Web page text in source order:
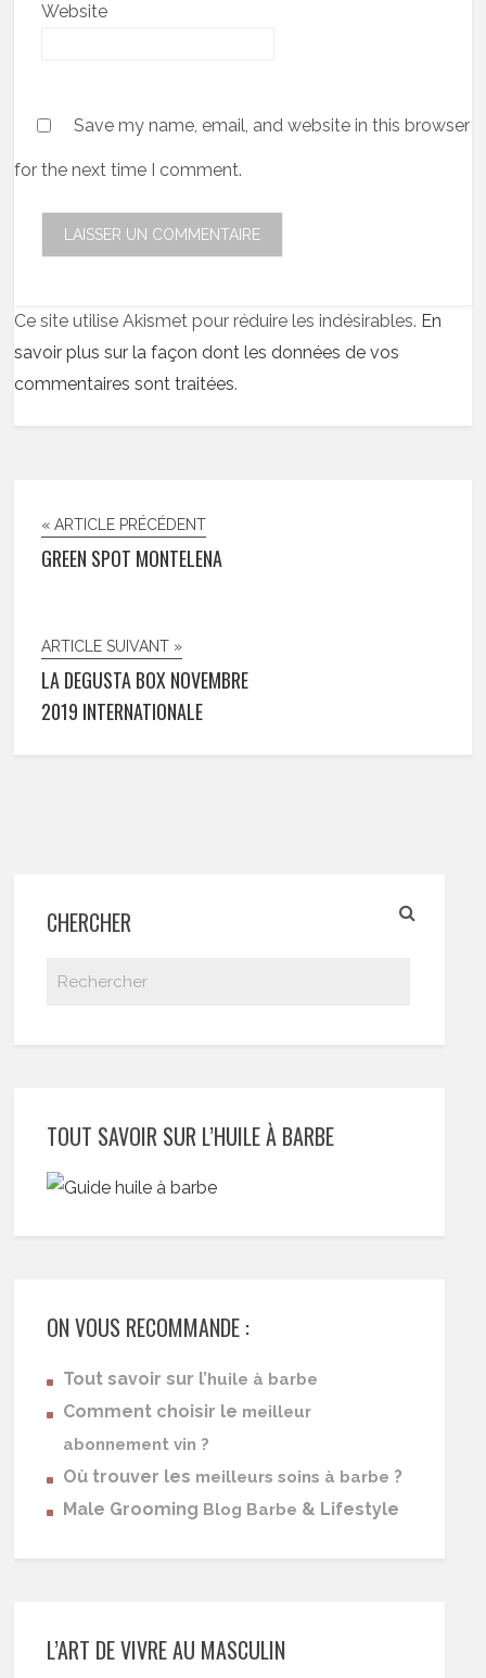
Website
Save my name, email, and website in this browser
for the next time I comment.
Ce site utilise Akismet pour réduire les indésirables. En
savoir plus sur la façon dont les données de vos
commentaires sont traitées.
« ARTICLE PRÉCÉDENT
GREEN SPOT MONTELENA
ARTICLE SUIVANT »
LA DEGUSTA BOX NOVEMBRE
2019 INTERNATIONALE
CHERCHER
TOUT SAVOIR SUR L’HUILE À BARBE
ON VOUS RECOMMANDE :
Tout savoir sur l’huile à barbe
Comment choisir le meilleur
abonnement vin ?
Où trouver les meilleurs soins à barbe ?
Male Grooming Blog Barbe & Lifestyle
L’ART DE VIVRE AU MASCULIN